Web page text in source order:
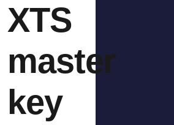
XTS
master
key